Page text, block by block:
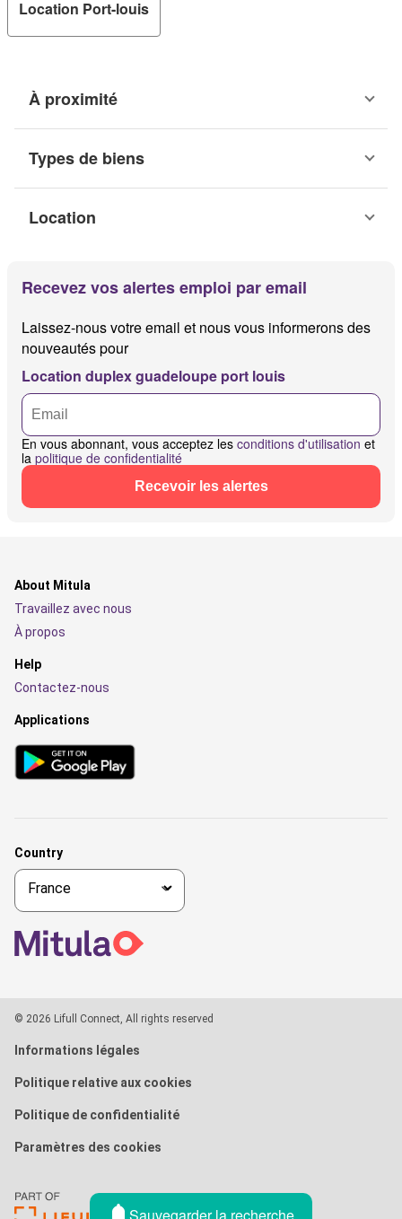
Location Port-louis
À proximité
Types de biens
Location
Recevez vos alertes emploi par email
Laissez-nous votre email et nous vous informerons des
nouveautés pour
Location duplex guadeloupe port louis
En vous abonnant, vous acceptez les conditions d'utilisation et
la politique de confidentialité
Recevoir les alertes
Sauvegarder la recherche
About Mitula
Travaillez avec nous
À propos
Help
Contactez-nous
Applications
Country
© 2026 Lifull Connect, All rights reserved
Informations légales
Politique relative aux cookies
Politique de confidentialité
Paramètres des cookies